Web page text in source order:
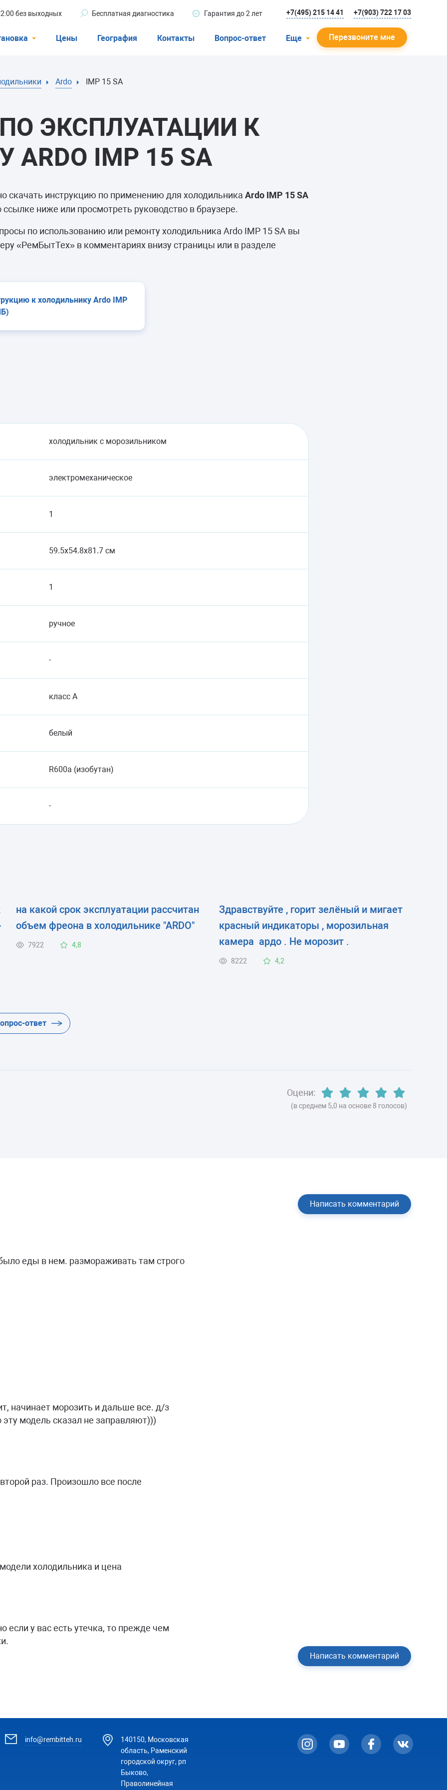
без выходных Бесплатная диагностика Гарантия до 2 лет +7(495) 215 14 41 +7(903) 722 17 03
Посудомоечные машины
Цены География Контакты Вопрос-ответ Еще Перезвоните мне
Ardo IMP 15 SA
ЭКСПЛУАТАЦИИ К
IMP 15 SA
скачать инструкцию по применению для холодильника Ardo IMP 15 SA
ниже или просмотреть руководство в браузере.
по использованию или ремонту холодильника Ardo IMP 15 SA вы
«РемБытТех» в комментариях внизу страницы или в разделе
к холодильнику Ardo IMP
холодильник с морозильником
электромеханическое
1
59.5x54.8x81.7 см
1
ручное
-
класс A
белый
R600a (изобутан)
-
на какой срок эксплуатации рассчитан
объем фреона в холодильнике "АRDO"
7922 4,8
Здравствуйте , горит зелёный и мигает
красный индикаторы , морозильная
камера ардо . Не морозит .
8222 4,2
ответ
Оцени:
(в среднем 5,0 на основе 8 голосов)
Написать комментарий
еды в нем. размораживать там строго
начинает морозить и дальше все. д/з
модель сказал не заправляют)))
раз. Произошло все после
холодильника и цена
если у вас есть утечка, то прежде чем
Написать комментарий
info@rembitteh.ru
140150, Московская
область, Раменский
городской округ, рп
Быково,
Праволинейная